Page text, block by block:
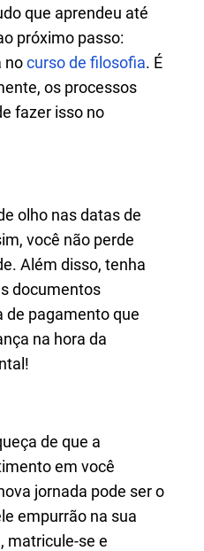
que aprendeu até
próximo passo:
nocurso de filosofia. É
os processos
fazer isso no
olho nas datas de
você não perde
Além disso, tenha
documentos
de pagamento que
na hora da
de que a
em você
jornada pode ser o
empurrão na sua
matricule-se e